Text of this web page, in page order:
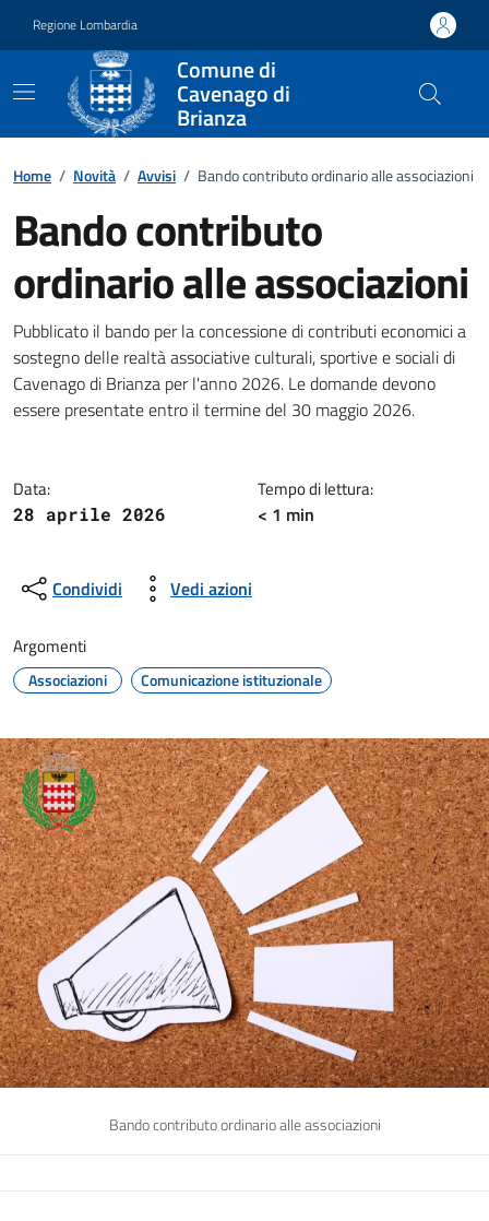
Regione Lombardia
Comune di
Cavenago di
Brianza
Home / Novità / Avvisi / Bando contributo ordinario alle associazioni
Bando contributo
ordinario alle associazioni
Dettagli della notizia
Pubblicato il bando per la concessione di contributi economici a
sostegno delle realtà associative culturali, sportive e sociali di
Cavenago di Brianza per l'anno 2026. Le domande devono
essere presentate entro il termine del 30 maggio 2026.
Data:
28 aprile 2026
Tempo di lettura:
< 1 min
Condividi Vedi azioni
Argomenti
Associazioni Comunicazione istituzionale
Bando contributo ordinario alle associazioni